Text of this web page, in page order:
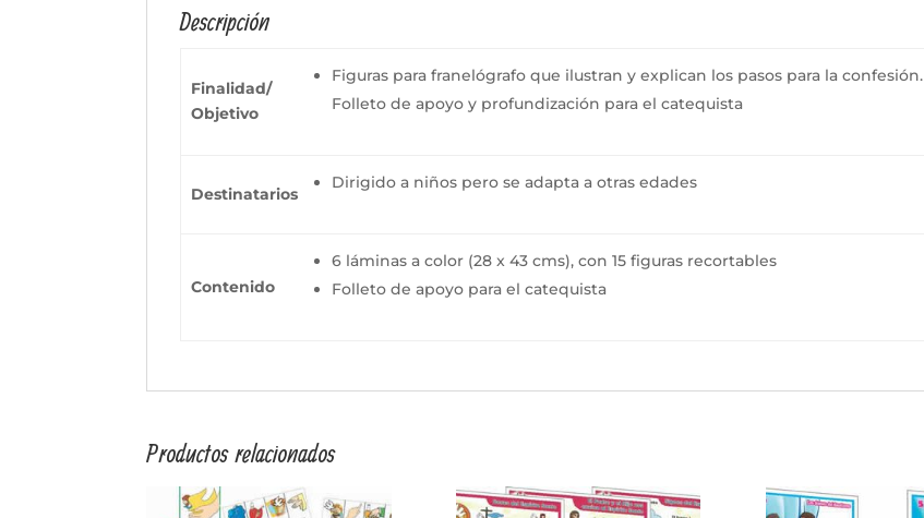
Descripción
Finalidad/
Objetivo
Figuras para franelógrafo que ilustran y explican los pasos para la confesión.
Folleto de apoyo y profundización para el catequista
Destinatarios
Dirigido a niños pero se adapta a otras edades
Contenido
6 láminas a color (28 x 43 cms), con 15 figuras recortables
Folleto de apoyo para el catequista
Productos relacionados